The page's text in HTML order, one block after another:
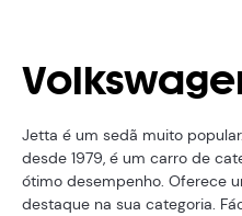
Jetta é um sedã muito
desde 1979, é um carro de
ótimo desempenho. Oferece
destaque na sua categoria.